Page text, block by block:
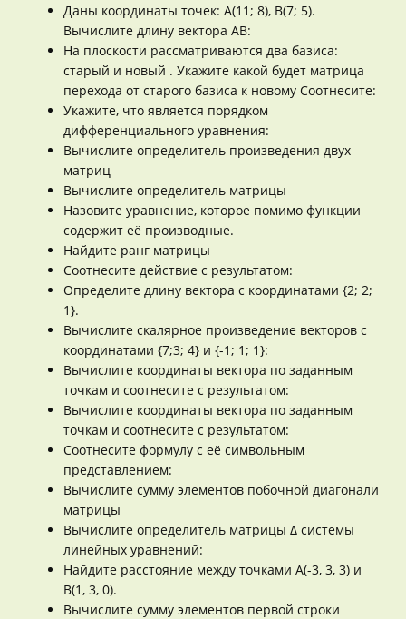
Даны координаты точек: А(11; 8), В(7; 5).
Вычислите длину вектора AB:
На плоскости рассматриваются два базиса:
старый и новый . Укажите какой будет матрица
перехода от старого базиса к новому Соотнесите:
Укажите, что является порядком
дифференциального уравнения:
Вычислите определитель произведения двух
матриц
Вычислите определитель матрицы
Назовите уравнение, которое помимо функции
содержит её производные.
Найдите ранг матрицы
Соотнесите действие с результатом:
Определите длину вектора с координатами {2; 2;
1}.
Вычислите скалярное произведение векторов с
координатами {7;3; 4} и {-1; 1; 1}:
Вычислите координаты вектора по заданным
точкам и соотнесите с результатом:
Вычислите координаты вектора по заданным
точкам и соотнесите с результатом:
Соотнесите формулу с её символьным
представлением:
Вычислите сумму элементов побочной диагонали
матрицы
Вычислите определитель матрицы Δ системы
линейных уравнений:
Найдите расстояние между точками A(-3, 3, 3) и
B(1, 3, 0).
Вычислите сумму элементов первой строки